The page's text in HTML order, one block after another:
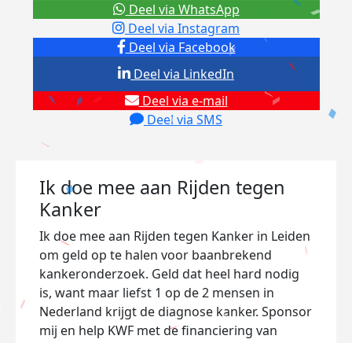
Deel via Facebook
Deel via Instagram
Deel via e-mail
Deel via SMS
Deel via LinkedIn
Deel via WhatsApp
Ik doe mee aan Rijden tegen
Kanker
Ik doe mee aan Rijden tegen Kanker in Leiden
om geld op te halen voor baanbrekend
kankeronderzoek. Geld dat heel hard nodig
is, want maar liefst 1 op de 2 mensen in
Nederland krijgt de diagnose kanker. Sponsor
mij en help KWF met de financiering van